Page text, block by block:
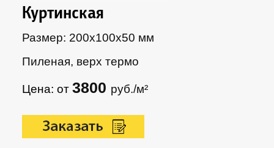
Куртинская
Размер: 200х100х50 мм
Пиленая, верх термо
Цена: от3800 руб./м²